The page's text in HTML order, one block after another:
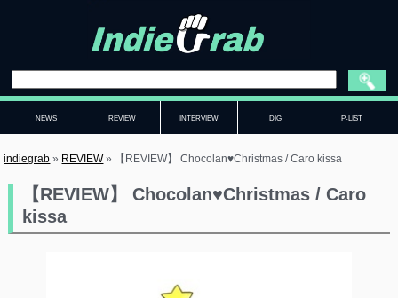
NEWS REVIEW INTERVIEW DIG P-LIST
indiegrab » REVIEW» 【REVIEW】 Chocolan♥Christmas / Caro kissa
【REVIEW】 Chocolan♥Christmas / Caro
kissa